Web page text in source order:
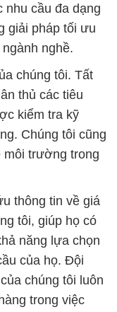
nhu cầu đa dạng
giải pháp tối ưu
nghề.
chúng tôi. Tất
thủ các tiêu
kiểm tra kỹ
Chúng tôi cũng
môi trường trong
thông tin về giá
tôi, giúp họ có
năng lựa chọn
của họ. Đội
chúng tôi luôn
trong việc